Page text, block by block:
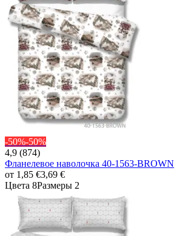
-50%-50%
4,9 (874)
Фланелевое наволочка 40-1563-BROWN
от 1,85 €3,69 €
Цвета 8Размеры 2